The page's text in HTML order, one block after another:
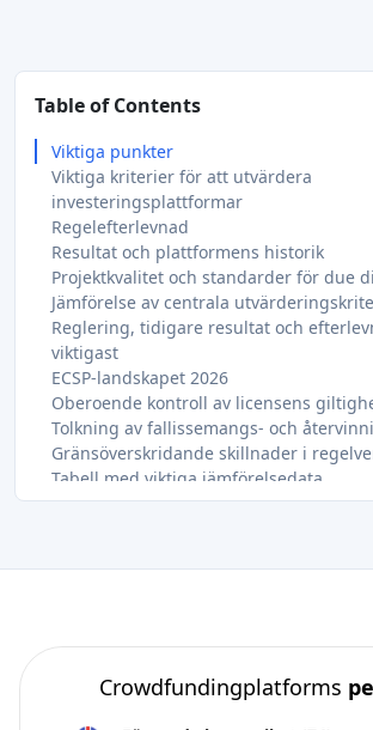
Table of Contents
Viktiga punkter
Viktiga kriterier för att utvärdera
investeringsplattformar
Regelefterlevnad
Resultat och plattformens historik
Projektkvalitet och standarder för due
Jämförelse av centrala
Reglering, tidigare resultat och
viktigast
ECSP-landskapet 2026
Oberoende kontroll av licensens
Tolkning av fallissemangs- och
Gränsöverskridande skillnader i
Tabell med viktiga jämförelsedata
Projektkvalitet, avgifter och
plattformarnas tillvägagångssätt
Skuldplattformar: Stabilare men inte
Aktie- och startup-plattformar: Högre
Crowdfundingplatforms